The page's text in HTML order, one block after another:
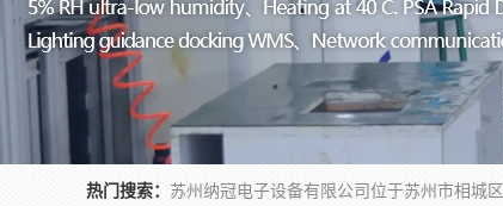
热门搜索：